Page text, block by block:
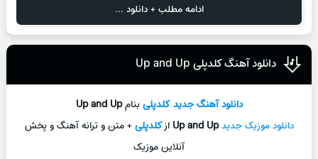
ادامه مطلب + دانلود ...
دانلود آهنگ کلدپلی Up and Up
دانلود آهنگ جدیدکلدپلیبنامUp and Up
دانلود موزیک جدیدUp and Up ازکلدپلی+ متن و ترانه آهنگ و پخش
آنلاین موزیک